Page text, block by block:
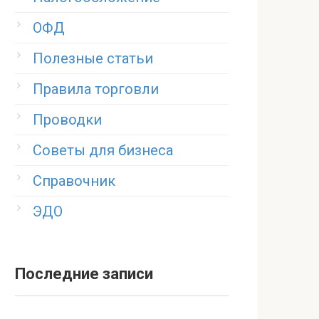
ОФД
Полезные статьи
Правила торговли
Проводки
Советы для бизнеса
Справочник
ЭДО
Последние записи